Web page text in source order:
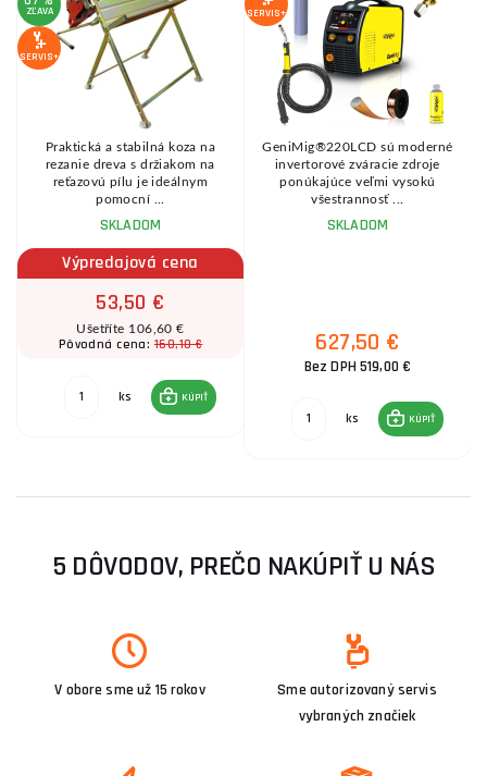
ZĽAVA
SERVIS+
Praktická a stabilná koza na
rezanie dreva s držiakom na
reťazovú pílu je ideálnym
pomocní ...
SKLADOM
Výpredajová cena
53,50 €
Ušetříte 106,60 €
Pôvodná cena:160,10 €
ks KÚPIŤ
SERVIS+
GeniMig®220LCD sú moderné
invertorové zváracie zdroje
ponúkajúce veľmi vysokú
všestrannosť ...
SKLADOM
627,50 €
Bez DPH 519,00 €
ks KÚPIŤ
5 DÔVODOV, PREČO NAKÚPIŤ U NÁS
V obore sme už 15 rokov
Sme autorizovaný servis
vybraných značiek